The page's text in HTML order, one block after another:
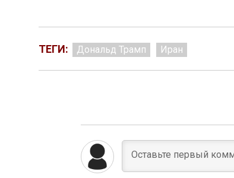
ТЕГИ: Дональд Трамп Иран